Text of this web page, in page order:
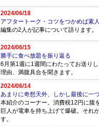
2024/06/18
アフタートーク・コツをつかめば素
編集の2人が記事について語ります。
2024/06/15
勝手に食べ放題を振り返る
6月第1週に1週間にわたってお送り
理由、満腹具合を聞きます。
2024/06/14
あまりに奇想天外、しかし最後に一
本紹介のコーナー。消費税12円に腹
巨人が電車を持ち上げて爆破。それ
す。